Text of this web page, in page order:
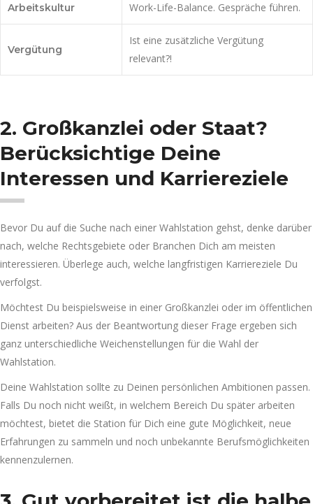
Arbeitskultur
Work-Life-Balance. Gespräche führen.
Vergütung
Ist eine zusätzliche Vergütung
relevant?!
2. Großkanzlei oder Staat?
Berücksichtige Deine
Interessen und Karriereziele
Bevor Du auf die Suche nach einer Wahlstation gehst, denke darüber
nach, welche Rechtsgebiete oder Branchen Dich am meisten
interessieren. Überlege auch, welche langfristigen Karriereziele Du
verfolgst.
Möchtest Du beispielsweise in einer Großkanzlei oder im öffentlichen
Dienst arbeiten? Aus der Beantwortung dieser Frage ergeben sich
ganz unterschiedliche Weichenstellungen für die Wahl der
Wahlstation.
Deine Wahlstation sollte zu Deinen persönlichen Ambitionen passen.
Falls Du noch nicht weißt, in welchem Bereich Du später arbeiten
möchtest, bietet die Station für Dich eine gute Möglichkeit, neue
Erfahrungen zu sammeln und noch unbekannte Berufsmöglichkeiten
kennenzulernen.